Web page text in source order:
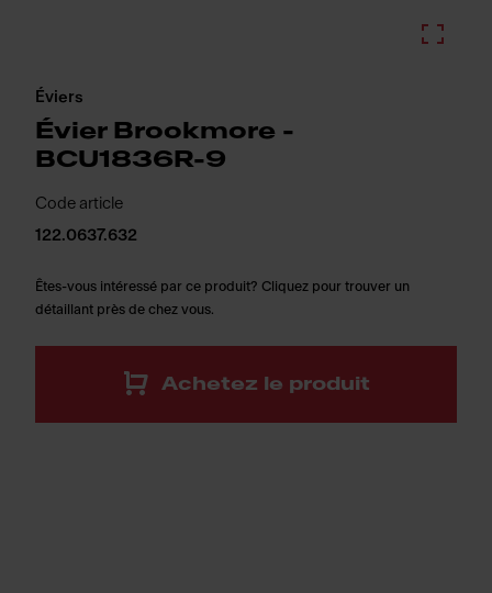
Éviers
Évier Brookmore -
BCU1836R-9
Code article
122.0637.632
Êtes-vous intéressé par ce produit? Cliquez pour trouver un
détaillant près de chez vous.
Achetez le produit